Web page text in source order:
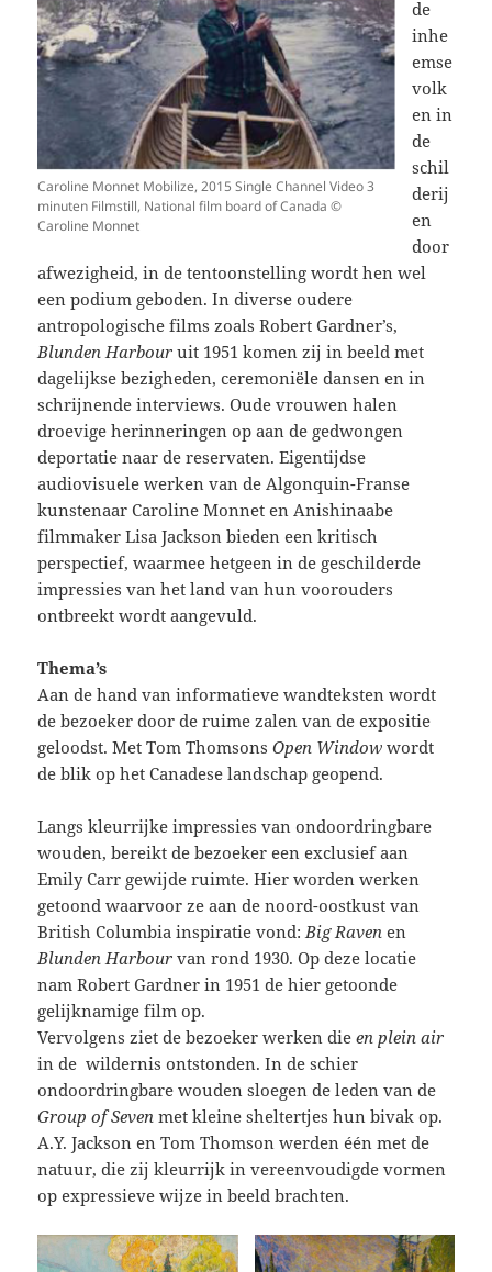
Caroline Monnet Mobilize, 2015 Single Channel Video 3
minuten Filmstill, National film board of Canada ©
Caroline Monnet
de
inhe
emse
volk
en in
de
schil
derij
en
door
afwezigheid, in de tentoonstelling wordt hen wel
een podium geboden. In diverse oudere
antropologische films zoals Robert Gardner’s,
Blunden Harbour uit 1951 komen zij in beeld met
dagelijkse bezigheden, ceremoniële dansen en in
schrijnende interviews. Oude vrouwen halen
droevige herinneringen op aan de gedwongen
deportatie naar de reservaten. Eigentijdse
audiovisuele werken van de Algonquin-Franse
kunstenaar Caroline Monnet en Anishinaabe
filmmaker Lisa Jackson bieden een kritisch
perspectief, waarmee hetgeen in de geschilderde
impressies van het land van hun voorouders
ontbreekt wordt aangevuld.
Thema’s
Aan de hand van informatieve wandteksten wordt
de bezoeker door de ruime zalen van de expositie
geloodst. Met Tom ThomsonsOpen Window wordt
de blik op het Canadese landschap geopend.
Langs kleurrijke impressies van ondoordringbare
wouden, bereikt de bezoeker een exclusief aan
Emily Carr gewijde ruimte. Hier worden werken
getoond waarvoor ze aan de noord-oostkust van
British Columbia inspiratie vond: Big Raven en
Blunden Harbour van rond 1930. Op deze locatie
nam Robert Gardner in 1951 de hier getoonde
gelijknamige film op.
Vervolgens ziet de bezoeker werken dieen plein air
in de wildernis ontstonden. In de schier
ondoordringbare wouden sloegen de leden van de
Group of Seven met kleine sheltertjes hun bivak op.
A.Y. Jackson en Tom Thomson werden één met de
natuur, die zij kleurrijk in vereenvoudigde vormen
op expressieve wijze in beeld brachten.